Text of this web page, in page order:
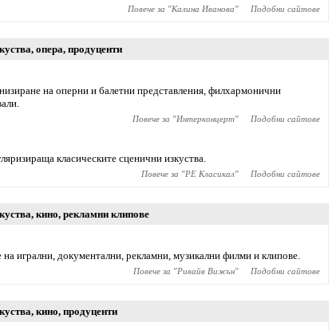
Повече за "Калина Иванова" Подобни сайтове
, опера, продуценти
на оперни и балетни представления, филхармонични
Повече за "Интерконцерт" Подобни сайтове
класическите сценични изкуства.
Повече за "РE Класикал" Подобни сайтове
, кино, рекламни клипове
игрални, документални, рекламни, музикални филми и клипове.
Повече за "Ривайв Вижън" Подобни сайтове
, кино, продуценти